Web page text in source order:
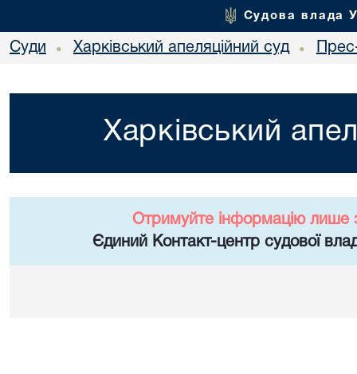
Судова влада
Суди • Харківський апеляційний суд •
Харківський
Отримуйте інформацію лише
Єдиний Контакт-центр судової